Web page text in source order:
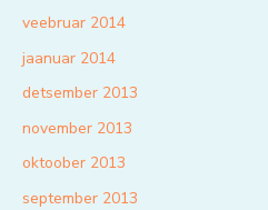
veebruar 2014
jaanuar 2014
detsember 2013
november 2013
oktoober 2013
september 2013